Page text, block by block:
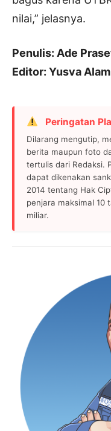
nilai,” jelasnya.
Penulis: Ade
Editor: Yusva Alam
Peringatan
Dilarang mengutip,
berita maupun foto
tertulis dari Redaksi.
dapat dikenakan
2014 tentang Hak
penjara maksimal 10
miliar.